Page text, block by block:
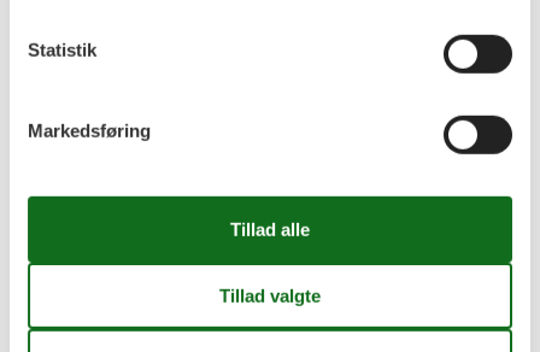
efter nærtliggende sommerhuse
Eksterne vurderinger
4,3
46 eksterne vurderinger
Statistik
Markedsføring